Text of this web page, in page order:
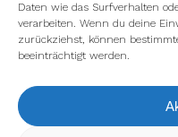
Daten wie das Surfverhalten
verarbeiten. Wenn du deine
zurückziehst, können
beeinträchtigt werden.
facebook youtube